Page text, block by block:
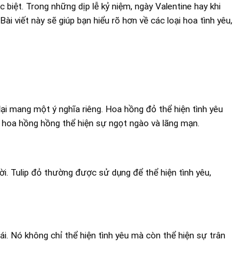
Trong những dịp lễ kỷ niệm, ngày Valentine hay khi
viết này sẽ giúp bạn hiểu rõ hơn về các loại hoa tình yêu,
mang một ý nghĩa riêng. Hoa hồng đỏ thể hiện tình yêu
hồng hồng thể hiện sự ngọt ngào và lãng mạn.
Tulip đỏ thường được sử dụng để thể hiện tình yêu,
Nó không chỉ thể hiện tình yêu mà còn thể hiện sự trân